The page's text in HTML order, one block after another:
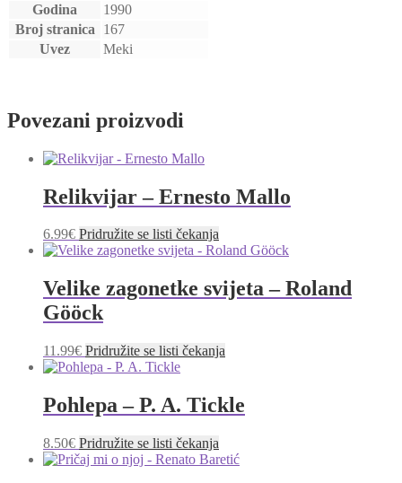
Godina
1990
Broj stranica
167
Uvez
Meki
Povezani proizvodi
Relikvijar – Ernesto Mallo
6.99€ Pridružite se listi čekanja
Velike zagonetke svijeta – Roland
Gööck
11.99€ Pridružite se listi čekanja
Pohlepa – P. A. Tickle
8.50€ Pridružite se listi čekanja